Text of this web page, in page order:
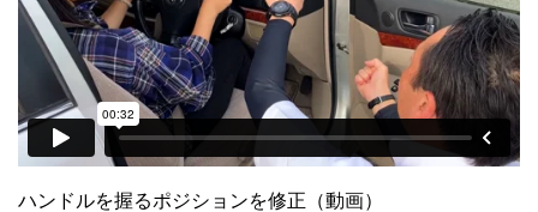
ハンドルを握るポジションを修正（動画）